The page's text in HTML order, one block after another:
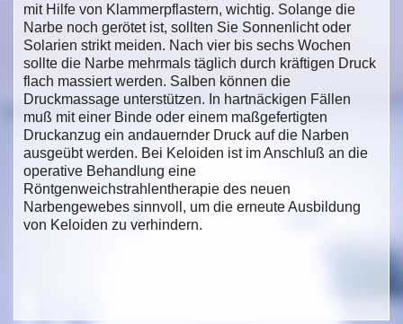
mit Hilfe von Klammerpflastern, wichtig. Solange die
Narbe noch gerötet ist, sollten Sie Sonnenlicht oder
Solarien strikt meiden. Nach vier bis sechs Wochen
sollte die Narbe mehrmals täglich durch kräftigen Druck
flach massiert werden. Salben können die
Druckmassage unterstützen. In hartnäckigen Fällen
muß mit einer Binde oder einem maßgefertigten
Druckanzug ein andauernder Druck auf die Narben
ausgeübt werden. Bei Keloiden ist im Anschluß an die
operative Behandlung eine
Röntgenweichstrahlentherapie des neuen
Narbengewebes sinnvoll, um die erneute Ausbildung
von Keloiden zu verhindern.